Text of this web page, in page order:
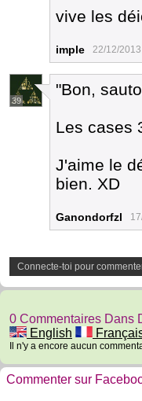
vive les
imple 22/12/
39
"Bon,
Les cases
J'aime le
bien. XD
Ganondorfzl
Connecte-toi pour
0 Commentaires Dans
English
Il n'y a encore aucun
Commenter sur